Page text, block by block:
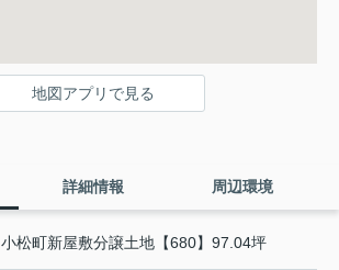
地図アプリで見る
詳細情報 周辺環境
小松町新屋敷分譲土地【680】97.04坪